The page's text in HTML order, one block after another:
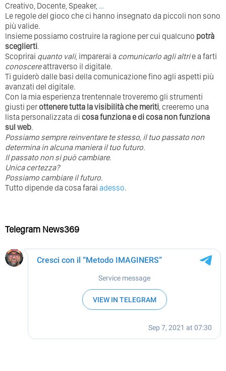
Creativo, Docente, Speaker, …
Le regole del gioco che ci hanno insegnato da piccoli non sono
più valide.
Insieme possiamo costruire la ragione per cui qualcuno potrà
sceglierti.
Scoprirai quanto vali, imparerai a comunicarlo agli altrie a farti
conoscereattraverso il digitale.
Ti guiderò dalle basi della comunicazione fino agli aspetti più
avanzati del digitale.
Con la mia esperienza trentennale troveremo gli strumenti
giusti perottenere tutta la visibilità che meriti , creeremo una
lista personalizzata di cosa funziona e di cosa non funziona
sul web.
Possiamo sempre reinventare te stesso, il tuo passato non
determina in alcuna maniera il tuo futuro. ⁣
⁣Il passato non si può cambiare.
Unica certezza?
Possiamo cambiare il futuro.
Tutto dipende da cosa farai adesso.
Telegram News369